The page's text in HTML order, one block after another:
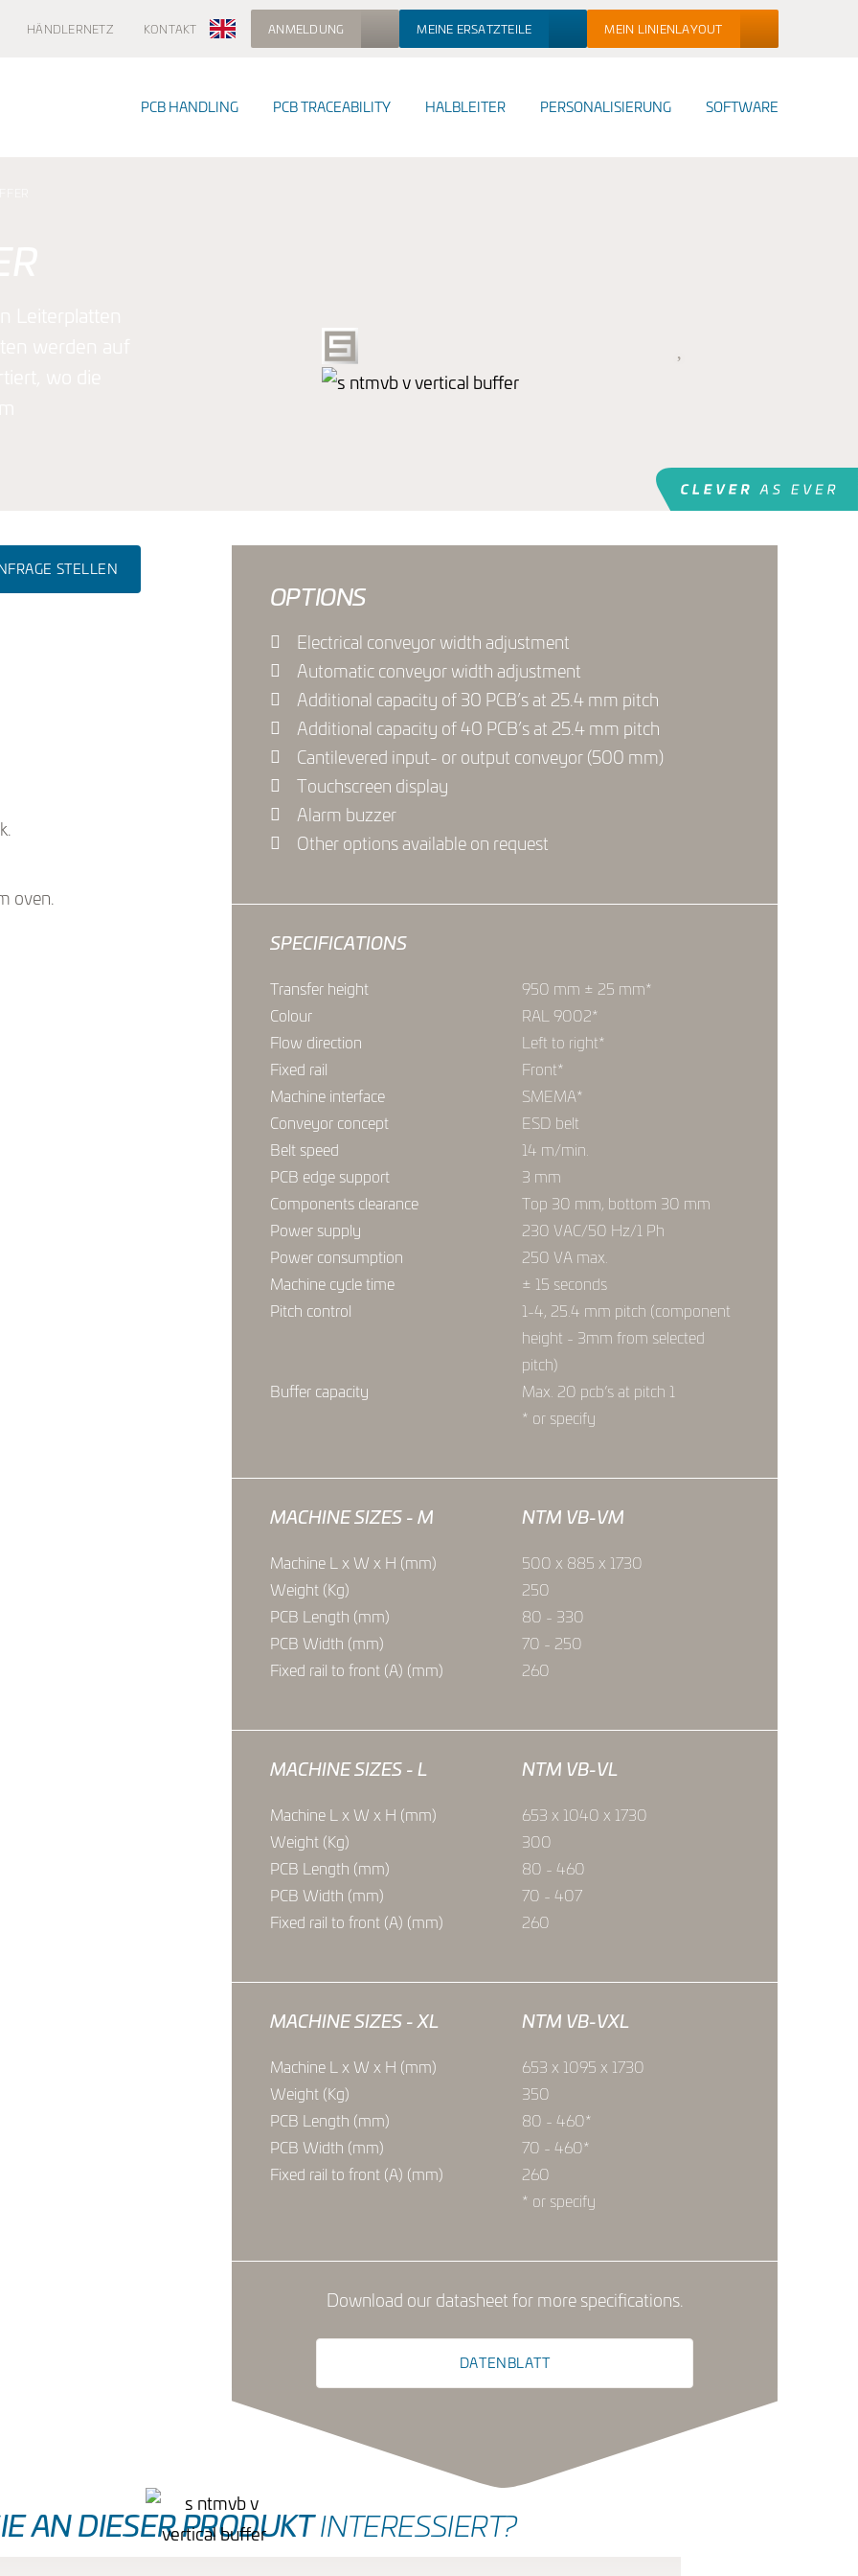
HÄNDLERNETZ KONTAKT ANMELDUNG MEINE ERSATZTEILE MEIN LINIENLAYOUT
PCB HANDLING PCB TRACEABILITY HALBLEITER PERSONALISIERUNG SOFTWARE
STELLEN
oven.
OPTIONS
Electrical conveyor width adjustment
Automatic conveyor width adjustment
Additional capacity of 30 PCB’s at 25.4 mm pitch
Additional capacity of 40 PCB’s at 25.4 mm pitch
Cantilevered input- or output conveyor (500 mm)
Touchscreen display
Alarm buzzer
Other options available on request
SPECIFICATIONS
Transfer height
950 mm ± 25 mm*
Colour
RAL 9002*
Flow direction
Left to right*
Fixed rail
Front*
Machine interface
SMEMA*
Conveyor concept
ESD belt
Belt speed
14 m/min.
PCB edge support
3 mm
Components clearance
Top 30 mm, bottom 30 mm
Power supply
230 VAC/50 Hz/1 Ph
Power consumption
250 VA max.
Machine cycle time
± 15 seconds
Pitch control
1-4, 25.4 mm pitch (component
height - 3mm from selected
pitch)
Buffer capacity
Max. 20 pcb’s at pitch 1
* or specify
MACHINE SIZES - M NTM VB-VM
Machine L x W x H (mm)
500 x 885 x 1730
Weight (Kg)
250
PCB Length (mm)
80 - 330
PCB Width (mm)
70 - 250
Fixed rail to front (A) (mm)
260
MACHINE SIZES - L NTM VB-VL
Machine L x W x H (mm)
653 x 1040 x 1730
Weight (Kg)
300
PCB Length (mm)
80 - 460
PCB Width (mm)
70 - 407
Fixed rail to front (A) (mm)
260
MACHINE SIZES - XL NTM VB-VXL
Machine L x W x H (mm)
653 x 1095 x 1730
Weight (Kg)
350
PCB Length (mm)
80 - 460*
PCB Width (mm)
70 - 460*
Fixed rail to front (A) (mm)
260
* or specify
Download our datasheet for more specifications.
DATENBLATT
AN DIESER PRODUKTINTERESSIERT?